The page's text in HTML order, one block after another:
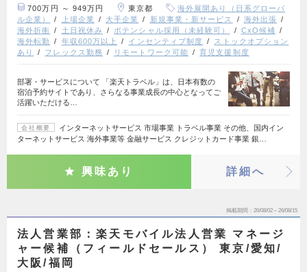
700万円 ～ 949万円 東京都
海外展開あり（日系グローバ
ル企業）
上場企業 大手企業 新規事業・新サービス
海外出張
海外折衝
土日祝休み ポテンシャル採用（未経験可）
CxO候補
海外転勤
年収600万以上 インセンティブ制度
ストックオプション
あり
フレックス勤務 リモートワーク可能 育児支援制度
部署・サービスについて 「楽天トラベル」は、日本有数の
宿泊予約サイトであり、さらなる事業成長の中心となってご
活躍いただける…
会社概要
インターネットサービス 市場事業 トラベル事業 その他、国内イン
ターネットサービス 海外事業等 金融サービス クレジットカード事業 銀…
興味あり 詳細へ
掲載期間 26/08/02～26/08/15
法人営業部：楽天モバイル法人営業 マネージ
ャー候補（フィールドセールス） 東京/愛知/
大阪/福岡